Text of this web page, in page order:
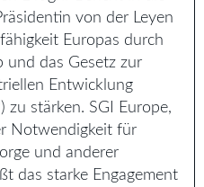
von der Leyen
Europas durch
und das Gesetz zur
Entwicklung
zu stärken. SGI Europe,
Notwendigkeit für
und anderer
das starke Engagement